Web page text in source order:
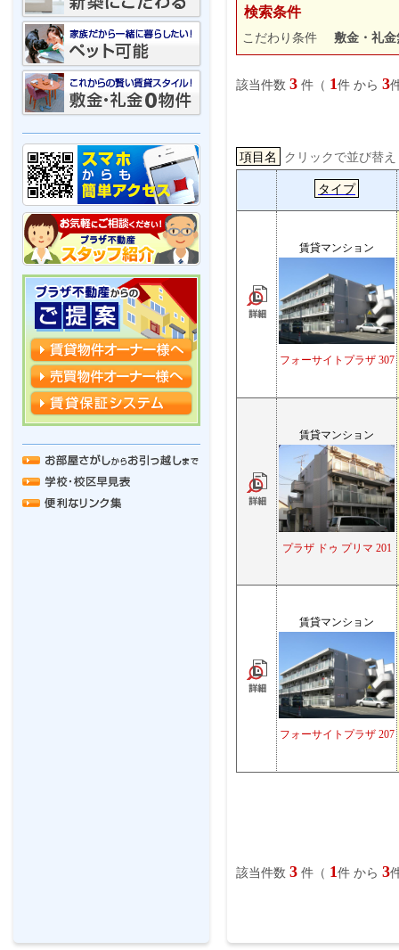
検索条件
こだわり条件 敷金・礼
該当件数 3 件（ 1件 から 3
項目名 クリックで並び替え
タイプ
賃貸マンション
フォーサイトプラザ 307
賃貸マンション
プラザ ドゥ プリマ 201
賃貸マンション
フォーサイトプラザ 207
該当件数 3 件（ 1件 から 3